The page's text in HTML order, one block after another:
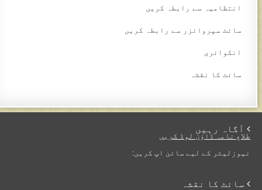
انتظامیہ سے رابطہ کریں
سائٹ سپروائزر سے رابطہ کریں
انکوائری
سائٹ کا نقشہ
 آگاہ رہیں
طلاع نامہ ڈاؤن لوڈ کریں
نیوزلیٹر کے لیے سائن اپ کریں:
 سائٹ کا نقشہ